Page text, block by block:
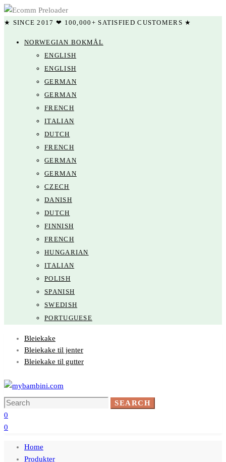
★ SINCE 2017 ❤ 100,000+ SATISFIED CUSTOMERS ★
NORWEGIAN BOKMÅL
ENGLISH
ENGLISH
GERMAN
GERMAN
FRENCH
ITALIAN
DUTCH
FRENCH
GERMAN
GERMAN
CZECH
DANISH
DUTCH
FINNISH
FRENCH
HUNGARIAN
ITALIAN
POLISH
SPANISH
SWEDISH
PORTUGUESE
Bleiekake
Bleiekake til jenter
Bleiekake til gutter
Search
for:
SEARCH
0
0
Home
Produkter